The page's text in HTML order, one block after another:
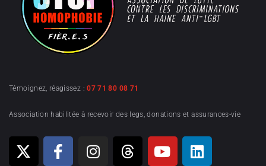
Témoignez, réagissez :07 71 80 08 71
Association habilitée à recevoir des legs, donations et assurances-vie